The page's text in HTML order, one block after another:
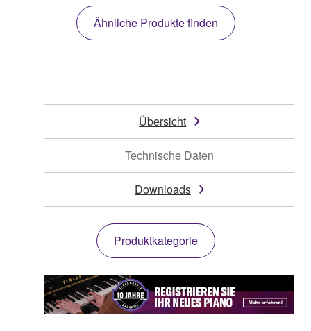
Ähnliche Produkte finden
Übersicht
Technische Daten
Downloads
Produktkategorie